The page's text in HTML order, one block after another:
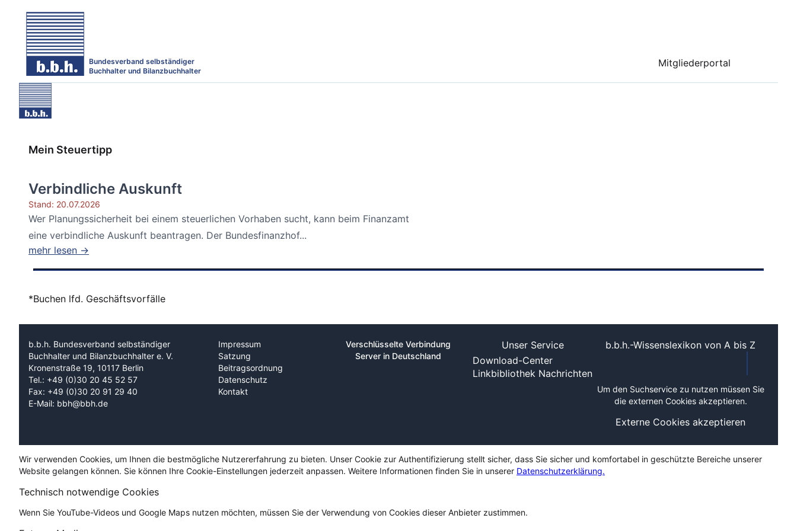
Bundesverband selbständiger
Buchhalter und Bilanzbuchhalter
Mitgliederportal
Mein Steuertipp
Verbindliche Auskunft
Stand: 20.07.2026
Wer Planungssicherheit bei einem steuerlichen Vorhaben sucht, kann beim Finanzamt
eine verbindliche Auskunft beantragen. Der Bundesfinanzhof...
mehr lesen →
*Buchen lfd. Geschäftsvorfälle
b.b.h. Bundesverband selbständiger
Buchhalter und Bilanzbuchhalter e. V.
Kronenstraße 19, 10117 Berlin
Tel.: +49 (0)30 20 45 52 57
Fax: +49 (0)30 20 91 29 40
E-Mail: bbh@bbh.de
Impressum
Satzung
Beitragsordnung
Datenschutz
Kontakt
Verschlüsselte Verbindung
Server in Deutschland
Unser Service
Download-Center
Linkbibliothek Nachrichten
b.b.h.-Wissenslexikon von A bis Z
Um den Suchservice zu nutzen müssen Sie
die externen Cookies akzeptieren.
Externe Cookies akzeptieren
Wir verwenden Cookies, um Ihnen die bestmögliche Nutzererfahrung zu bieten. Unser Cookie zur Authentifizierung stellt sicher, dass Sie sicher und komfortabel in geschützte Bereiche unserer
Website gelangen können. Sie können Ihre Cookie-Einstellungen jederzeit anpassen. Weitere Informationen finden Sie in unserer Datenschutzerklärung.
Technisch notwendige Cookies
Wenn Sie YouTube-Videos und Google Maps nutzen möchten, müssen Sie der Verwendung von Cookies dieser Anbieter zustimmen.